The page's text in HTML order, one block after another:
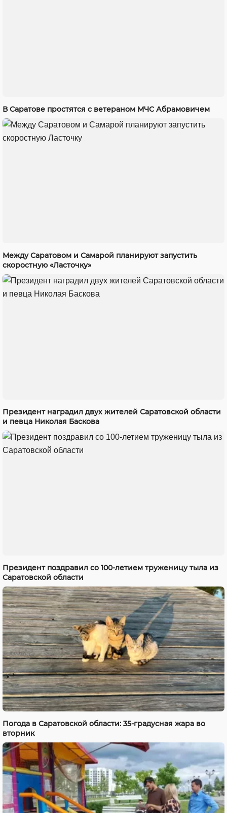
В Саратове простятся с ветераном МЧС Абрамовичем
Между Саратовом и Самарой планируют запустить
скоростную «Ласточку»
Президент наградил двух жителей Саратовской области
и певца Николая Баскова
Президент поздравил со 100-летием труженицу тыла из
Саратовской области
Погода в Саратовской области: 35-градусная жара во
вторник